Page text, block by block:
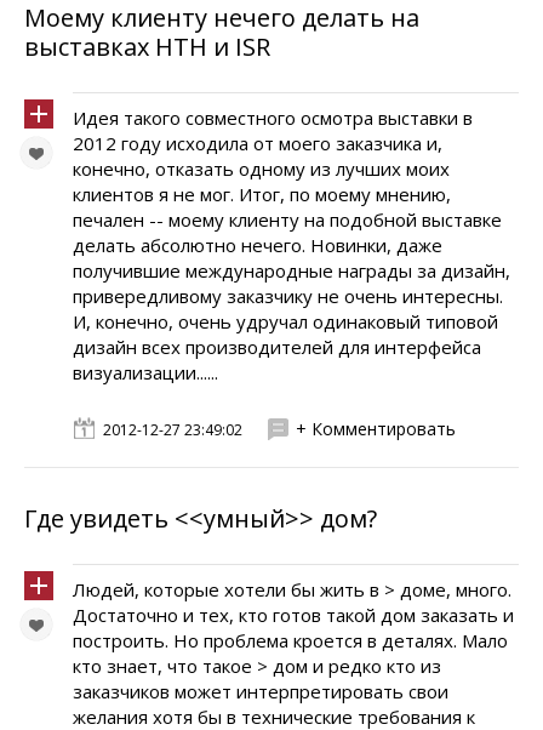
Моему клиенту нечего делать на
выставках НТН и ISR
Идея такого совместного осмотра выставки в
2012 году исходила от моего заказчика и,
конечно, отказать одному из лучших моих
клиентов я не мог. Итог, по моему мнению,
печален -- моему клиенту на подобной выставке
делать абсолютно нечего. Новинки, даже
получившие международные награды за дизайн,
привередливому заказчику не очень интересны.
И, конечно, очень удручал одинаковый типовой
дизайн всех производителей для интерфейса
визуализации......
2012-12-27 23:49:02 + Комментировать
Где увидеть <<умный>> дом?
Людей, которые хотели бы жить в > доме, много.
Достаточно и тех, кто готов такой дом заказать и
построить. Но проблема кроется в деталях. Мало
кто знает, что такое > дом и редко кто из
заказчиков может интерпретировать свои
желания хотя бы в технические требования к